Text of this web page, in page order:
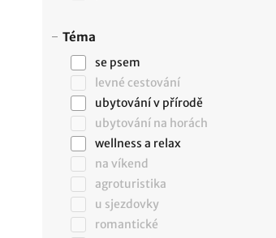
Téma
se psem
levné cestování
ubytování v přírodě
ubytování na horách
wellness a relax
na víkend
agroturistika
u sjezdovky
romantické